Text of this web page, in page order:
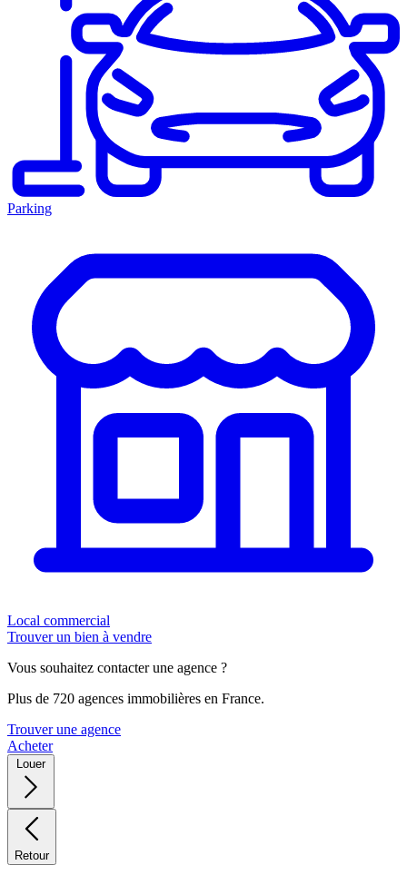
Parking
Local commercial
Trouver un bien à vendre
Vous souhaitez contacter une agence ?
Plus de 720 agences immobilières en France.
Trouver une agence
Acheter
Louer
Retour